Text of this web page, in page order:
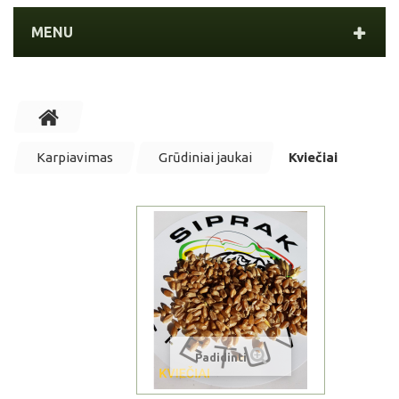
MENU
Karpiavimas Grūdiniai jaukai Kviečiai
Padidinti